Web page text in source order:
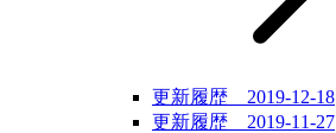
更新履歴 2019-12-18
更新履歴 2019-11-27